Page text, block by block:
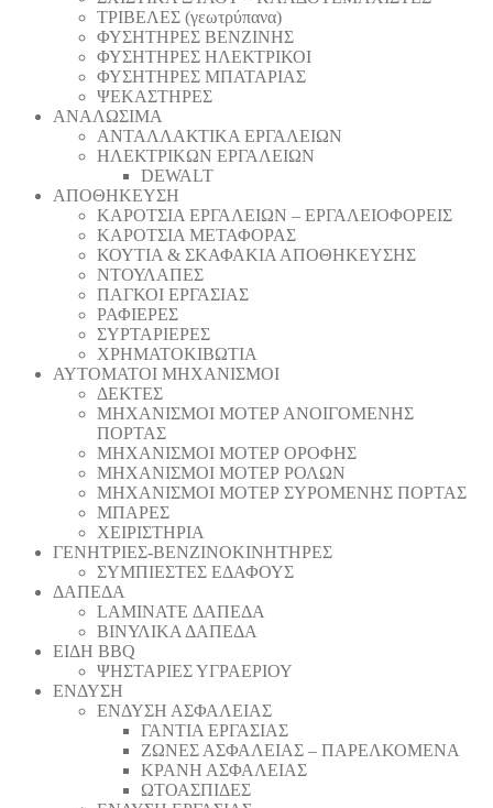
ΤΡΙΒΕΛΕΣ (γεωτρύπανα)
ΦΥΣΗΤΗΡΕΣ ΒΕΝΖΙΝΗΣ
ΦΥΣΗΤΗΡΕΣ ΗΛΕΚΤΡΙΚΟΙ
ΦΥΣΗΤΗΡΕΣ ΜΠΑΤΑΡΙΑΣ
ΨΕΚΑΣΤΗΡΕΣ
ΑΝΑΛΩΣΙΜΑ
ΑΝΤΑΛΛΑΚΤΙΚΑ ΕΡΓΑΛΕΙΩΝ
ΗΛΕΚΤΡΙΚΩΝ ΕΡΓΑΛΕΙΩΝ
DEWALT
ΑΠΟΘΗΚΕΥΣΗ
ΚΑΡΟΤΣΙΑ ΕΡΓΑΛΕΙΩΝ – ΕΡΓΑΛΕΙΟΦΟΡΕΙΣ
ΚΑΡΟΤΣΙΑ ΜΕΤΑΦΟΡΑΣ
ΚΟΥΤΙΑ & ΣΚΑΦΑΚΙΑ ΑΠΟΘΗΚΕΥΣΗΣ
ΝΤΟΥΛΑΠΕΣ
ΠΑΓΚΟΙ ΕΡΓΑΣΙΑΣ
ΡΑΦΙΕΡΕΣ
ΣΥΡΤΑΡΙΕΡΕΣ
ΧΡΗΜΑΤΟΚΙΒΩΤΙΑ
ΑΥΤΟΜΑΤΟΙ ΜΗΧΑΝΙΣΜΟΙ
ΔΕΚΤΕΣ
ΜΗΧΑΝΙΣΜΟΙ ΜΟΤΕΡ ΑΝΟΙΓΟΜΕΝΗΣ
ΠΟΡΤΑΣ
ΜΗΧΑΝΙΣΜΟΙ ΜΟΤΕΡ ΟΡΟΦΗΣ
ΜΗΧΑΝΙΣΜΟΙ ΜΟΤΕΡ ΡΟΛΩΝ
ΜΗΧΑΝΙΣΜΟΙ ΜΟΤΕΡ ΣΥΡΟΜΕΝΗΣ ΠΟΡΤΑΣ
ΜΠΑΡΕΣ
ΧΕΙΡΙΣΤΗΡΙΑ
ΓΕΝΗΤΡΙΕΣ-ΒΕΝΖΙΝΟΚΙΝΗΤΗΡΕΣ
ΣΥΜΠΙΕΣΤΕΣ ΕΔΑΦΟΥΣ
ΔΑΠΕΔΑ
LAMINATE ΔΑΠΕΔΑ
ΒΙΝΥΛΙΚΑ ΔΑΠΕΔΑ
ΕΙΔΗ BBQ
ΨΗΣΤΑΡΙΕΣ ΥΓΡΑΕΡΙΟΥ
ΕΝΔΥΣΗ
ΕΝΔΥΣΗ ΑΣΦΑΛΕΙΑΣ
ΓΑΝΤΙΑ ΕΡΓΑΣΙΑΣ
ΖΩΝΕΣ ΑΣΦΑΛΕΙΑΣ – ΠΑΡΕΛΚΟΜΕΝΑ
ΚΡΑΝΗ ΑΣΦΑΛΕΙΑΣ
ΩΤΟΑΣΠΙΔΕΣ